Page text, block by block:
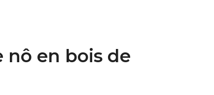
nô en bois de